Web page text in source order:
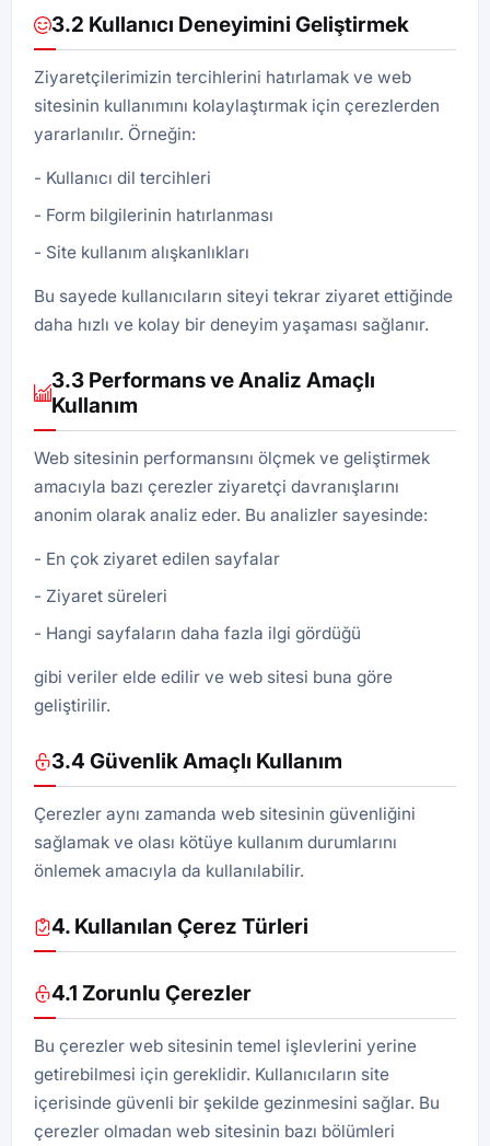
3.2 Kullanıcı Deneyimini Geliştirmek
Ziyaretçilerimizin tercihlerini hatırlamak ve web
sitesinin kullanımını kolaylaştırmak için çerezlerden
yararlanılır. Örneğin:
Kullanıcı dil tercihleri
Form bilgilerinin hatırlanması
Site kullanım alışkanlıkları
Bu sayede kullanıcıların siteyi tekrar ziyaret ettiğinde
daha hızlı ve kolay bir deneyim yaşaması sağlanır.
3.3 Performans ve Analiz Amaçlı
Kullanım
Web sitesinin performansını ölçmek ve geliştirmek
amacıyla bazı çerezler ziyaretçi davranışlarını
anonim olarak analiz eder. Bu analizler sayesinde:
En çok ziyaret edilen sayfalar
Ziyaret süreleri
Hangi sayfaların daha fazla ilgi gördüğü
gibi veriler elde edilir ve web sitesi buna göre
geliştirilir.
3.4 Güvenlik Amaçlı Kullanım
Çerezler aynı zamanda web sitesinin güvenliğini
sağlamak ve olası kötüye kullanım durumlarını
önlemek amacıyla da kullanılabilir.
4. Kullanılan Çerez Türleri
4.1 Zorunlu Çerezler
Bu çerezler web sitesinin temel işlevlerini yerine
getirebilmesi için gereklidir. Kullanıcıların site
içerisinde güvenli bir şekilde gezinmesini sağlar. Bu
çerezler olmadan web sitesinin bazı bölümleri